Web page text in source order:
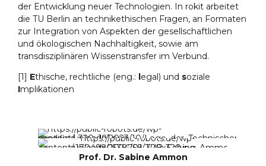
der Entwicklung neuer Technologien. In rokit arbeitet
die TU Berlin an technikethischen Fragen, an Formaten
zur Integration von Aspekten der gesellschaftlichen
und ökologischen Nachhaltigkeit, sowie am
transdisziplinären Wissenstransfer im Verbund.
[1] Ethische, rechtliche (eng.: legal) und soziale
Implikationen
Prof. Dr. Sabine Ammon